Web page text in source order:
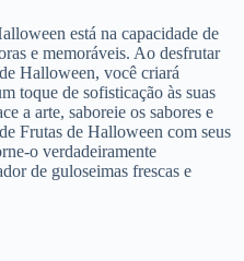
está na capacidade de
e memoráveis. Ao desfrutar
Halloween, você criará
toque de sofisticação às suas
a arte, saboreie os sabores e
Frutas de Halloween com seus
o verdadeiramente
de guloseimas frescas e